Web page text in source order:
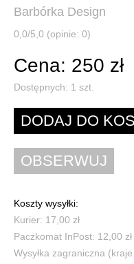
Barbórka Design
0,0/5,0 (opinie: 0)
Cena: 250 zł
Dostępnych: 1 szt.
Koszty wysyłki:
Kurier: 17,00 zł
Paczkomat InPost: 12,00 zł
Wysyłka zagraniczna